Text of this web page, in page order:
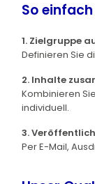
So
1. Zielgruppe
Definieren Sie
2. Inhalte
Kombinieren
individuell.
3.
Per E-Mail,